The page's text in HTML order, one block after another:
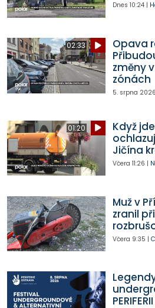
Dnes 10:24|
02:33
Opava
změny
zónách
5. srpna 2026
01:20
Když
Jičína
Včera 11:26 |
Muž v
zranil
Včera 9:35 |